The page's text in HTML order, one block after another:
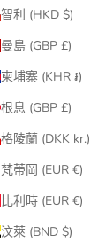
智利 (HKD $)
曼島 (GBP £)
柬埔寨 (KHR ៛)
根息 (GBP £)
格陵蘭 (DKK kr.)
梵蒂岡 (EUR €)
比利時 (EUR €)
汶萊 (BND $)